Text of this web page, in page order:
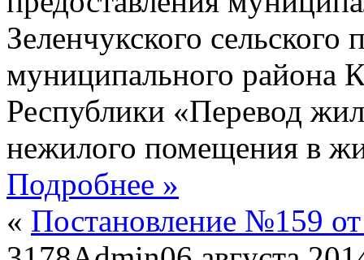
Зеленчукского сельского
муниципального района
Республики «Перевод
нежилого помещения в
Подробнее »
« Постановление №159